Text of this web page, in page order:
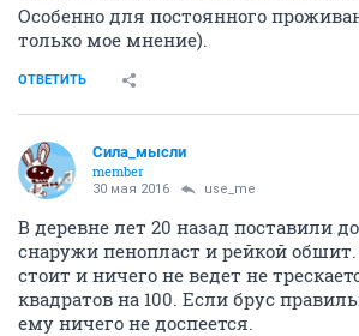
Особенно для постоянного
только мое мнение).
ОТВЕТИТЬ
Сила_мысли
member
30 мая 2016 use_me
В деревне лет 20 назад поставили
снаружи пенопласт и рейкой
стоит и ничего не ведет не
квадратов на 100. Если брус
ему ничего не доспеется.